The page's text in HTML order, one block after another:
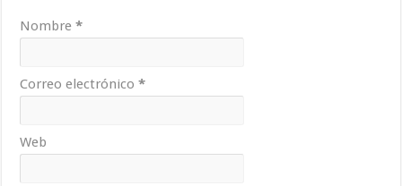
Nombre*
Correo electrónico*
Web